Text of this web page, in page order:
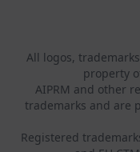
All logos,
property
AIPRM and other
trademarks and are
Registered